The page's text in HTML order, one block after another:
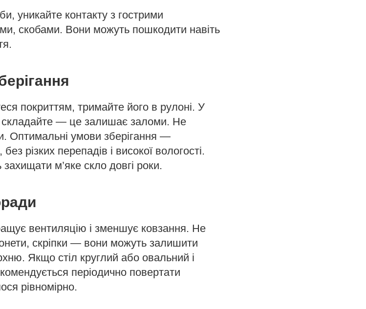
уникайте контакту з гострими
скобами. Вони можуть пошкодити навіть
покриттям, тримайте його в рулоні. У
складайте — це залишає заломи. Не
Оптимальні умови зберігання —
різких перепадів і високої вологості.
м’яке скло довгі роки.
вентиляцію і зменшує ковзання. Не
скріпки — вони можуть залишити
Якщо стіл круглий або овальний і
періодично повертати
рівномірно.